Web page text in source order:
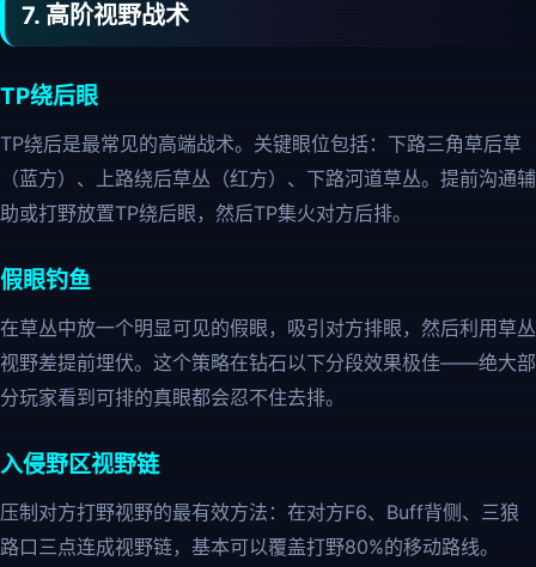
7. 高阶视野战术
TP绕后眼
TP绕后是最常见的高端战术。关键眼位包括：下路三角草后草
（蓝方）、上路绕后草丛（红方）、下路河道草丛。提前沟通辅
助或打野放置TP绕后眼，然后TP集火对方后排。
假眼钓鱼
在草丛中放一个明显可见的假眼，吸引对方排眼，然后利用草丛
视野差提前埋伏。这个策略在钻石以下分段效果极佳——绝大部
分玩家看到可排的真眼都会忍不住去排。
入侵野区视野链
压制对方打野视野的最有效方法：在对方F6、Buff背侧、三狼
路口三点连成视野链，基本可以覆盖打野80%的移动路线。